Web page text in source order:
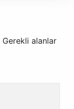
Gerekli alanlar